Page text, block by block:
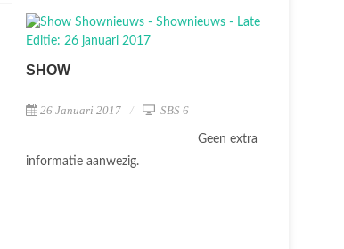
SHOW
26 Januari 2017 SBS 6
Geen extra
informatie aanwezig.